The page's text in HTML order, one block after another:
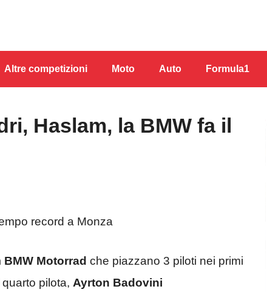
Altre competizioni Moto Auto Formula1
Haslam, la BMW fa il
BMW Motorrad che piazzano 3 piloti nei primi
pilota, Ayrton Badovini